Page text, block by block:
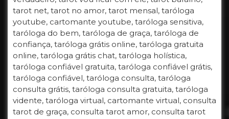
tarot net, tarot no amor, tarot mensal, taróloga
youtube, cartomante youtube, taróloga sensitiva,
taróloga do bem, taróloga de graça, taróloga de
confiança, taróloga grátis online, taróloga gratuita
online, taróloga grátis chat, taróloga holística,
taróloga confiável gratuita, taróloga confiável grátis,
taróloga confiável, taróloga consulta, taróloga
consulta grátis, taróloga consulta gratuita, taróloga
vidente, taróloga virtual, cartomante virtual, consulta
tarot de graça, consulta tarot amor, consulta tarot